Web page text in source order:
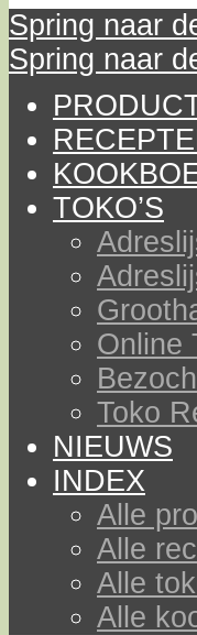
Spring naar
Spring naar
TOKO’S
Online
Toko
NIEUWS
INDEX
Alle
Alle
Alle
Alle